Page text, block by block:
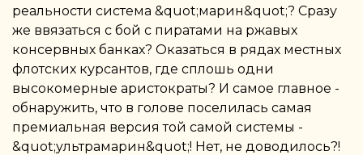
реальности система &quot;марин&quot;? Сразу
же ввязаться с бой с пиратами на ржавых
консервных банках? Оказаться в рядах местных
флотских курсантов, где сплошь одни
высокомерные аристократы? И самое главное -
обнаружить, что в голове поселилась самая
премиальная версия той самой системы -
&quot;ультрамарин&quot;! Нет, не доводилось?!